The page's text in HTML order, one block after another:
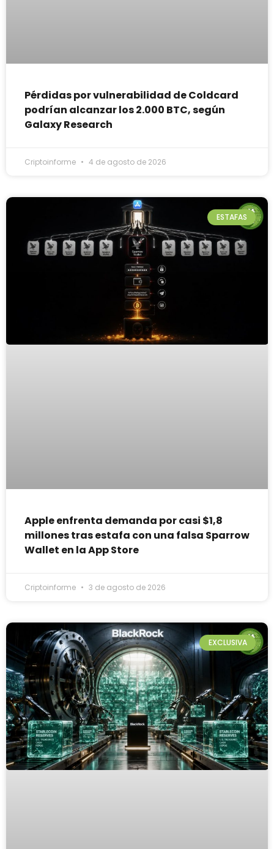
Pérdidas por vulnerabilidad de Coldcard
podrían alcanzar los 2.000 BTC, según
Galaxy Research
Criptoinforme 4 de agosto de 2026
ESTAFAS
Apple enfrenta demanda por casi $1,8
millones tras estafa con una falsa Sparrow
Wallet en la App Store
Criptoinforme 3 de agosto de 2026
EXCLUSIVA